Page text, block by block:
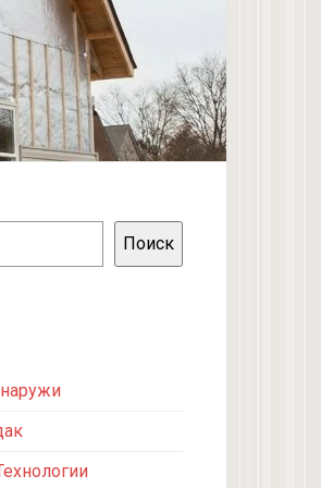
Поиск